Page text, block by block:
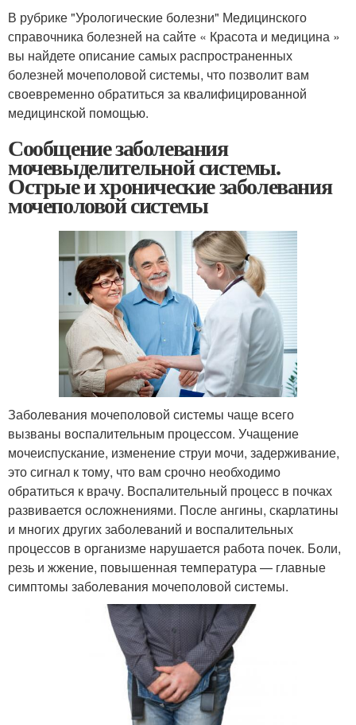
В рубрике "Урологические болезни" Медицинского
справочника болезней на сайте « Красота и медицина »
вы найдете описание самых распространенных
болезней мочеполовой системы, что позволит вам
своевременно обратиться за квалифицированной
медицинской помощью.
Сообщение заболевания
мочевыделительной системы.
Острые и хронические заболевания
мочеполовой системы
Заболевания мочеполовой системы чаще всего
вызваны воспалительным процессом. Учащение
мочеиспускание, изменение струи мочи, задерживание,
это сигнал к тому, что вам срочно необходимо
обратиться к врачу. Воспалительный процесс в почках
развивается осложнениями. После ангины, скарлатины
и многих других заболеваний и воспалительных
процессов в организме нарушается работа почек. Боли,
резь и жжение, повышенная температура — главные
симптомы заболевания мочеполовой системы.